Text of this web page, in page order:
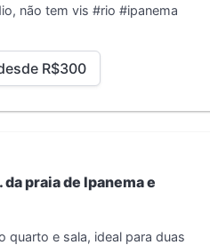
não tem vis #rio #ipanema
R$300
praia de Ipanema e
quarto e sala, ideal para duas